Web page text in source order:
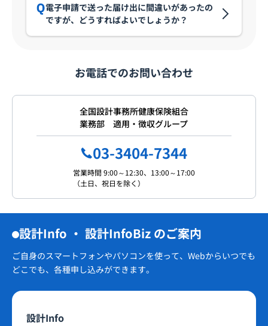
電子申請で送った届け出に間違いがあったの
ですが、どうすればよいでしょうか？
お電話でのお問い合わせ
全国設計事務所健康保険組合
業務部 適用・徴収グループ
03-3404-7344
営業時間 9:00～12:30、13:00～17:00
（土日、祝日を除く）
設計Info ・ 設計InfoBiz のご案内
ご自身のスマートフォンやパソコンを使って、Webからいつでも
どこでも、各種申し込みができます。
設計Info